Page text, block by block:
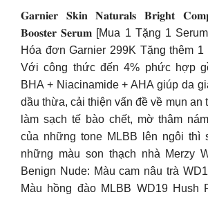
𝐆𝐚𝐫𝐧𝐢𝐞𝐫 𝐒𝐤𝐢𝐧 𝐍𝐚𝐭𝐮𝐫𝐚𝐥𝐬 𝐁𝐫𝐢𝐠𝐡𝐭
𝐁𝐨𝐨𝐬𝐭𝐞𝐫 𝐒𝐞𝐫𝐮𝐦 [Mua 1 Tặng 1
Hóa đơn Garnier 299K Tặng thêm
Với công thức đến 4% phức hợp
BHA + Niacinamide + AHA giúp da
dầu thừa, cải thiện vấn đề về mụn an
làm sạch tế bào chết, mờ thâm
của những tone MLBB lên ngôi thì
những màu son thạch nhà Merzy
Benign Nude: Màu cam nâu trà
Màu hồng đào MLBB WD19 Hush